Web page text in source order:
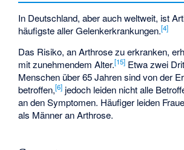
In Deutschland, aber auch weltweit, ist
häufigste aller Gelenkerkrankungen.[4]
Das Risiko, an Arthrose zu erkranken,
mit zunehmendem Alter.[15] Etwa zwei
Menschen über 65 Jahren sind von der
betroffen,[6] jedoch leiden nicht alle
an den Symptomen. Häufiger leiden
als Männer an Arthrose.